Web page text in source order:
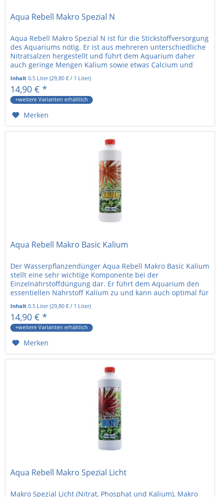
Aqua Rebell Makro Spezial N
Aqua Rebell Makro Spezial N ist für die Stickstoffversorgung
des Aquariums nötig. Er ist aus mehreren unterschiedliche
Nitratsalzen hergestellt und führt dem Aquarium daher
auch geringe Mengen Kalium sowie etwas Calcium und
Inhalt0.5 Liter(29,80 € / 1 Liter)
14,90 € *
+weitere Varianten erhältlich
Merken
Aqua Rebell Makro Basic Kalium
Der Wasserpflanzendünger Aqua Rebell Makro Basic Kalium
stellt eine sehr wichtige Komponente bei der
Einzelnährstoffdüngung dar. Er führt dem Aquarium den
essentiellen Nährstoff Kalium zu und kann auch optimal für
Inhalt0.5 Liter(29,80 € / 1 Liter)
14,90 € *
+weitere Varianten erhältlich
Merken
Aqua Rebell Makro Spezial Licht
Makro Spezial Licht (Nitrat, Phosphat und Kalium), Makro